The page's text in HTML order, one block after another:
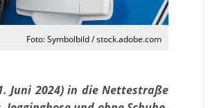
Foto: Symbolbild / stock.adobe.com
Juni 2024) in die Nettestraße